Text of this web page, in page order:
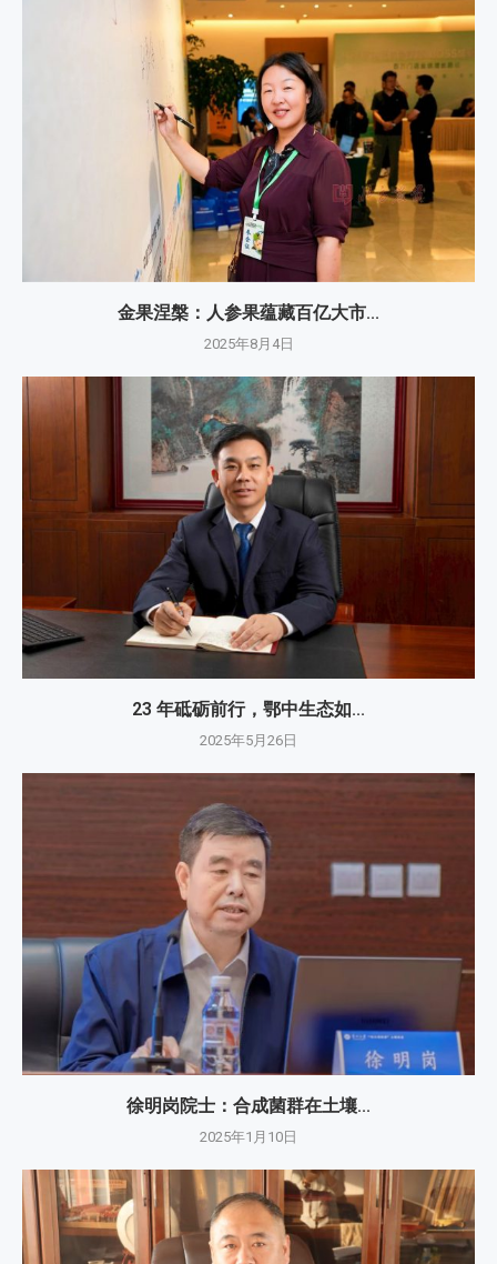
金果涅槃：人参果蕴藏百亿大市...
2025年8月4日
23 年砥砺前行，鄂中生态如...
2025年5月26日
徐明岗院士：​合成菌群在土壤...
2025年1月10日